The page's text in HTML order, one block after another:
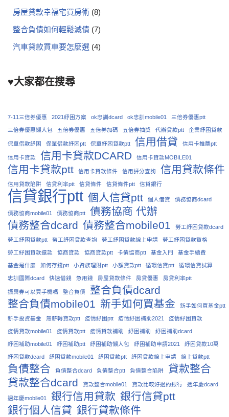
房屋貸款幸福宅買房術 (8)
整合負債如何輕鬆減債 (7)
汽車貸款買車要怎麼選 (4)
♥大家都在搜尋
7-11三倍券優惠 2021紓困方案 ok忠訓dcard ok忠訓mobile01 三倍券優惠ptt
三倍券優惠懶人包 五倍券優惠 五倍券加碼 五倍券抽獎 代辦貸款ptt 企業紓困貸款
保單借款紓困 保單借款紓困ptt 保單紓困貸款ptt 信用借貸 信用卡推薦ptt
信用卡貸款 信用卡貸款DCARD 信用卡貸款MOBILE01
信用卡貸款ptt 信用卡貸款條件 信用評分查詢 信用貸款條件
信用貸款陷阱 信貸利率ptt 信貸條件 信貸條件ptt 信貸銀行
信貸銀行ptt 個人信貸ptt 個人借貸 債務協商dcard
債務協商mobile01 債務協商ptt
債務協商 代辦
債務整合dcard 債務整合mobile01 勞工紓困貸款dcard
勞工紓困貸款ptt 勞工紓困貸款查詢 勞工紓困貸款線上申請 勞工紓困貸款資格
勞工紓困貸款還款 協商貸款 協商貸款ptt 卡債協商ptt 基金入門 基金手續費
基金是什麼 如何存錢ptt 小資族理財ptt 小額貸款ptt 循環信貸ptt 循環信貸試算
忠訓國際dcard 快速借錢 急用錢 房屋貸款條件 房貸優惠 房貸利率ptt
振興券可以買手機嗎 整合負債
整合負債dcard
整合負債mobile01 新手如何買基金 新手如何買基金ptt
新手投資基金 無薪轉貸款ptt 疫情紓困ptt 疫情紓困補助2021 疫情紓困貸款
疫情貸款mobile01 疫情貸款ptt 疫情貸款補助 紓困補助 紓困補助dcard
紓困補助mobile01 紓困補助ptt 紓困補助懶人包 紓困補助申請2021 紓困貸款10萬
紓困貸款dcard 紓困貸款mobile01 紓困貸款ptt 紓困貸款線上申請 線上貸款ptt
負債整合 負債整合dcard 負債整合ptt 負債整合陷阱
貸款整合
貸款整合dcard
貸款整合mobile01 貸款比較好過的銀行 週年慶dcard
週年慶mobile01 銀行信用貸款 銀行信貸ptt
銀行個人信貸 銀行貸款條件